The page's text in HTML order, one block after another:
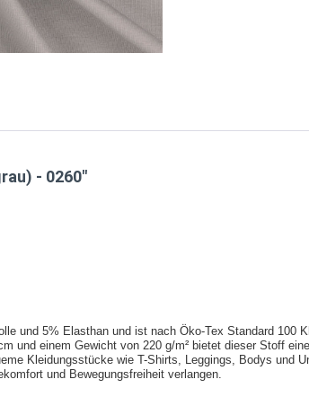
- 0260"
und 5% Elasthan und ist nach Öko-Tex Standard 100
und einem Gewicht von 220 g/m² bietet dieser Stoff
Kleidungsstücke wie T-Shirts, Leggings, Bodys und
und Bewegungsfreiheit verlangen.